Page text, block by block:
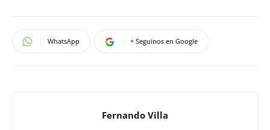
WhatsApp + Seguinos en Google
Fernando Villa